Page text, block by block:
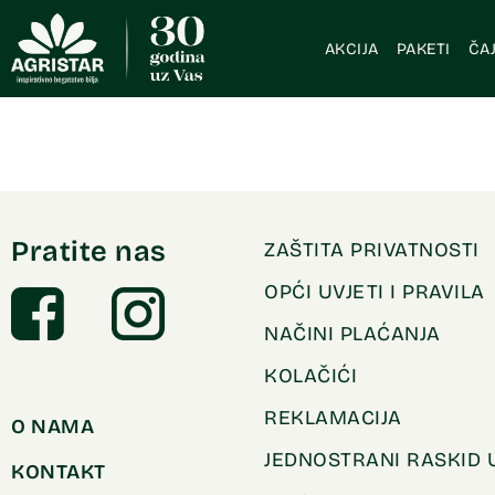
AKCIJA PAKETI
Pratite nas
O NAMA
KONTAKT
ZAŠTITA PRIVATNOSTI
OPĆI UVJETI I PRAVILA
NAČINI PLAĆANJA
KOLAČIĆI
REKLAMACIJA
JEDNOSTRANI RASKID